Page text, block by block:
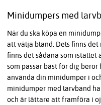
Minidumpers med
När du ska köpa en
att välja bland. Dels finns
finns det sådana som istället
som passar bäst för dig
använda din minidumper i
minidumper med larvband
och är lättare att framföra i